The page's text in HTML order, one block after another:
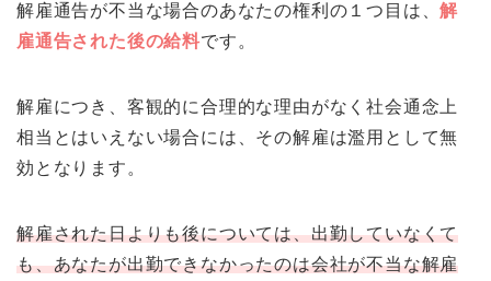
解雇通告が不当な場合のあなたの権利の１つ目は、解
雇通告された後の給料です。
解雇につき、客観的に合理的な理由がなく社会通念上
相当とはいえない場合には、その解雇は濫用として無
効となります。
解雇された日よりも後については、出勤していなくて
も、あなたが出勤できなかったのは会社が不当な解雇